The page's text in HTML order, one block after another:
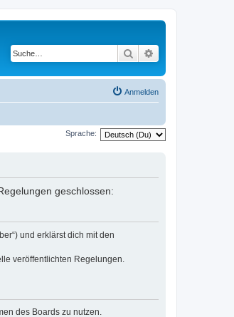
Suche
Anmelden
Sprache:
geschlossen:
und erklärst dich mit den
veröffentlichten Regelungen.
des Boards zu nutzen.